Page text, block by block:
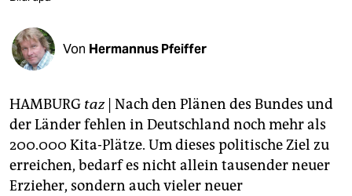
fragen & hilfe
unterstützen
abo
genossenschaft
epaper login
Von Hermannus Pfeiffer
HAMBURG taz| Nach den Plänen des Bundes und
der Länder fehlen in Deutschland noch mehr als
200.000 Kita-Plätze. Um dieses politische Ziel zu
erreichen, bedarf es nicht allein tausender neuer
Erzieher, sondern auch vieler neuer